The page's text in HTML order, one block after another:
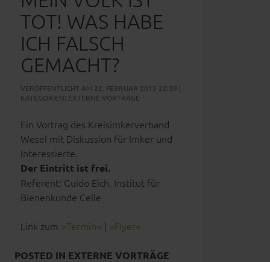
TOT! WAS HABE
ICH FALSCH
GEMACHT?
VERÖFFENTLICHT AM 22. FEBRUAR 2015 22:39 |
KATEGORIEN: EXTERNE VORTRÄGE
Ein Vortrag des Kreisimkerverband
Wesel mit Diskussion für Imker und
Interessierte.
Der Eintritt ist frei.
Referent: Guido Eich, Institut für
Bienenkunde Celle
Link zum >Termin< | >Flyer<
POSTED IN EXTERNE VORTRÄGE